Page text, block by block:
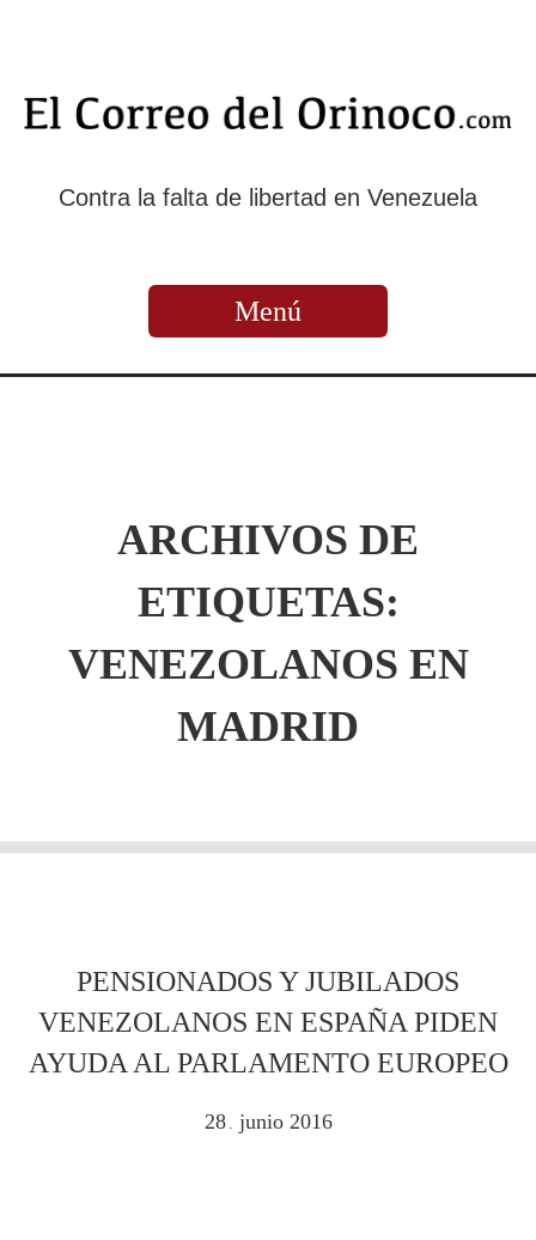
Contra la falta de libertad en Venezuela
Menú
ARCHIVOS DE
ETIQUETAS:
VENEZOLANOS EN
MADRID
PENSIONADOS Y JUBILADOS
VENEZOLANOS EN ESPAÑA PIDEN
AYUDA AL PARLAMENTO EUROPEO
28 . junio 2016